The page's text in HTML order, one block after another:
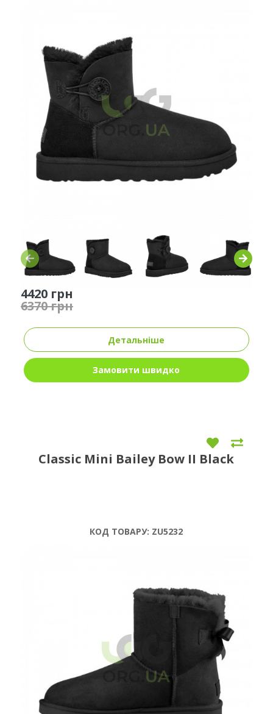
4420 грн
6370 грн
Детальніше
Замовити швидко
Classic Mini Bailey Bow II Black
КОД ТОВАРУ: ZU5232